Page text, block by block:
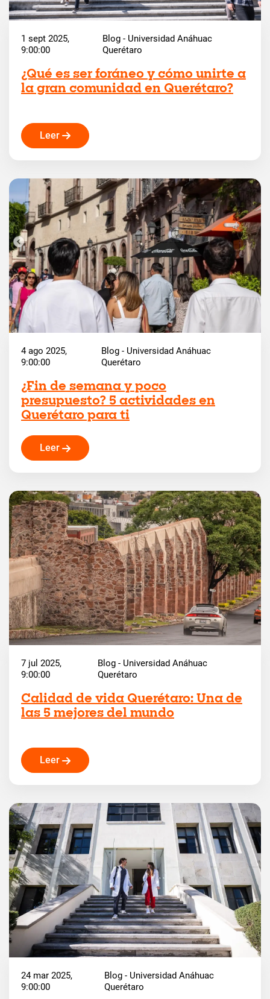
1 sept 2025,
9:00:00
Blog - Universidad Anáhuac
Querétaro
¿Qué es ser foráneo y cómo unirte a
la gran comunidad en Querétaro?
Leer
4 ago 2025,
9:00:00
Blog - Universidad Anáhuac
Querétaro
¿Fin de semana y poco
presupuesto? 5 actividades en
Querétaro para ti
Leer
7 jul 2025,
9:00:00
Blog - Universidad Anáhuac
Querétaro
Calidad de vida Querétaro: Una de
las 5 mejores del mundo
Leer
24 mar 2025,
9:00:00
Blog - Universidad Anáhuac
Querétaro